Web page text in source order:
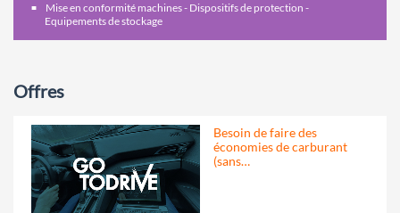
Mise en conformité machines - Dispositifs de protection -
Equipements de stockage
Offres
Besoin de faire des
économies de carburant
(sans…